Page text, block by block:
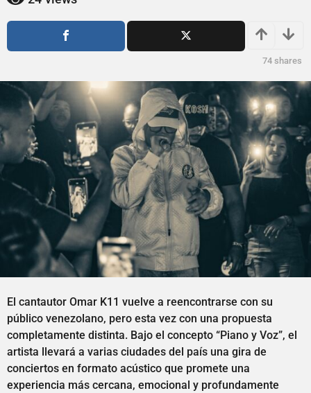
m
e
e
a
e
74 shares
El cantautor Omar K11 vuelve a reencontrarse con su
público venezolano, pero esta vez con una propuesta
completamente distinta. Bajo el concepto “Piano y Voz”, el
artista llevará a varias ciudades del país una gira de
conciertos en formato acústico que promete una
experiencia más cercana, emocional y profundamente